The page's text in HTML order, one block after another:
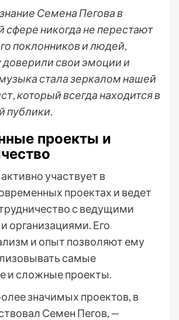
Семена Пегова в
сфере никогда не перестают
поклонников и людей,
свои эмоции и
стала зеркалом нашей
который всегда находится в
публики.
проекты и
участвует в
проектах и ведет
с ведущими
организациями. Его
и опыт позволяют ему
самые
и сложные проекты.
значимых проектов, в
Семен Пегов, —